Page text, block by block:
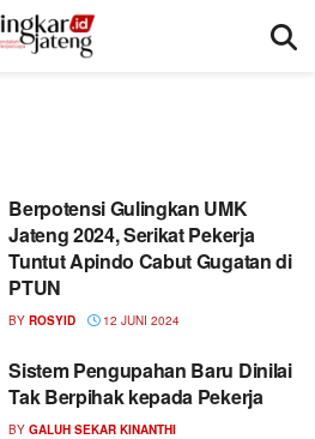
Berpotensi Gulingkan UMK
Jateng 2024, Serikat Pekerja
Tuntut Apindo Cabut Gugatan di
PTUN
BY ROSYID 12 JUNI 2024
Sistem Pengupahan Baru Dinilai
Tak Berpihak kepada Pekerja
BY GALUH SEKAR KINANTHI